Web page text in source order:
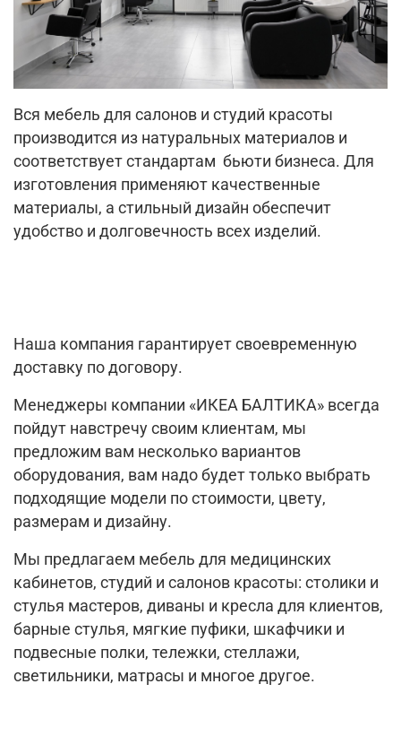
Вся мебель для салонов и студий красоты
производится из натуральных материалов и
соответствует стандартам бьюти бизнеса. Для
изготовления применяют качественные
материалы, а стильный дизайн обеспечит
удобство и долговечность всех изделий.
Наша компания гарантирует своевременную
доставку по договору.
Менеджеры компании «ИКЕА БАЛТИКА» всегда
пойдут навстречу своим клиентам, мы
предложим вам несколько вариантов
оборудования, вам надо будет только выбрать
подходящие модели по стоимости, цвету,
размерам и дизайну.
Мы предлагаем мебель для медицинских
кабинетов, студий и салонов красоты: столики и
стулья мастеров, диваны и кресла для клиентов,
барные стулья, мягкие пуфики, шкафчики и
подвесные полки, тележки, стеллажи,
светильники, матрасы и многое другое.